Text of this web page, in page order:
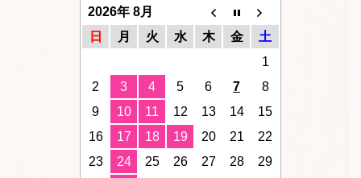
2026年 8月
日
月 火 水 木 金
土
1
2
3 4 5 6 7
8
9
10 11 12 13 14
15
16
17 18 19 20 21
22
23
24 25 26 27 28
29